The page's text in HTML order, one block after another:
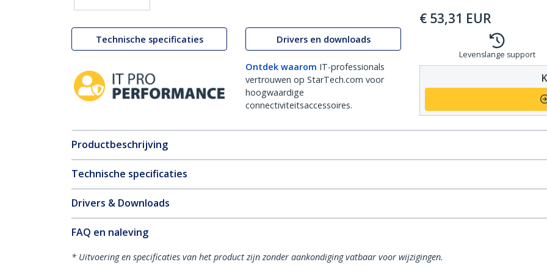
Technische specificaties Drivers en downloads
Ontdek waarom IT-professionals
vertrouwen op StarTech.com voor
hoogwaardige
connectiviteitsaccessoires.
€ 53,31 EUR
Levenslange support
Productbeschrijving
Technische specificaties
Drivers & Downloads
FAQ en naleving
* Uitvoering en specificaties van het product zijn zonder aankondiging vatbaar voor wijzigingen.